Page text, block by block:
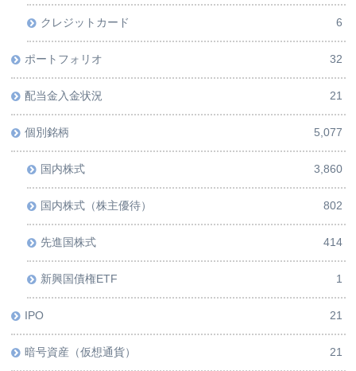
クレジットカード 6
ポートフォリオ 32
配当金入金状況 21
個別銘柄 5,077
国内株式 3,860
国内株式（株主優待） 802
先進国株式 414
新興国債権ETF 1
IPO 21
暗号資産（仮想通貨） 21